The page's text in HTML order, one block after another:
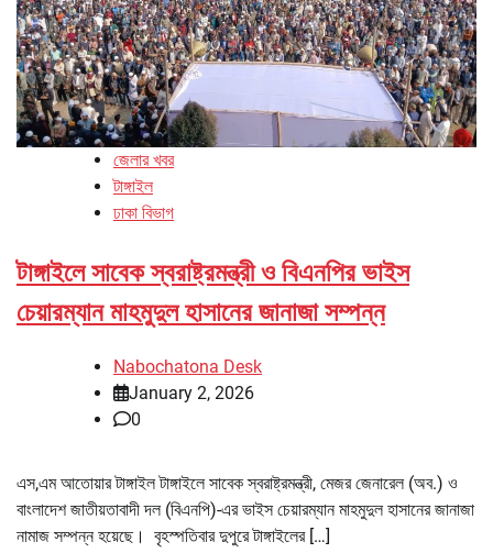
জেলার খবর
টাঙ্গাইল
ঢাকা বিভাগ
টাঙ্গাইলে সাবেক স্বরাষ্ট্রমন্ত্রী ও বিএনপির ভাইস
চেয়ারম্যান মাহমুদুল হাসানের জানাজা সম্পন্ন
Nabochatona Desk
January 2, 2026
0
এস,এম আতোয়ার টাঙ্গাইল টাঙ্গাইলে সাবেক স্বরাষ্ট্রমন্ত্রী, মেজর জেনারেল (অব.) ও
বাংলাদেশ জাতীয়তাবাদী দল (বিএনপি)-এর ভাইস চেয়ারম্যান মাহমুদুল হাসানের জানাজা
নামাজ সম্পন্ন হয়েছে। বৃহস্পতিবার দুপুরে টাঙ্গাইলের […]